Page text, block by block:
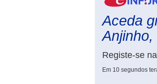
Aceda
Anjinho,
Registe-se na
Em 10 segundos